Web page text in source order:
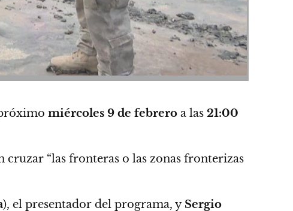
miércoles 9 de febrero a las 21:00
cruzar “las fronteras o las zonas fronterizas
), el presentador del programa, y Sergio